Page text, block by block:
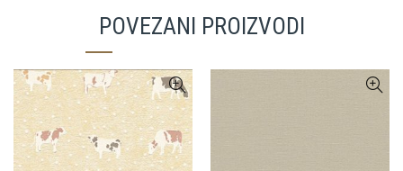
POVEZANI PROIZVODI